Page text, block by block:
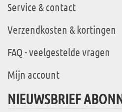
Service & contact
Verzendkosten & kortingen
FAQ - veelgestelde vragen
Mijn account
NIEUWSBRIEF